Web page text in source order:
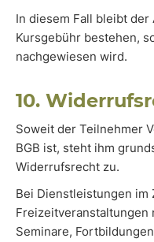
In diesem Fall bleibt
Kursgebühr bestehen,
nachgewiesen wird.
10.
Soweit der Teilnehmer
BGB ist, steht ihm
Widerrufsrecht zu.
Bei Dienstleistungen im
Freizeitveranstaltungen
Seminare,